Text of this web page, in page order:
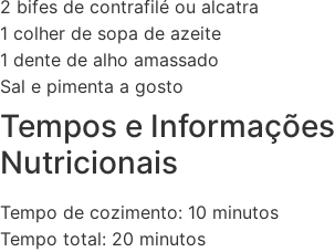
2 bifes de contrafilé ou alcatra
1 colher de sopa de azeite
1 dente de alho amassado
Sal e pimenta a gosto
Tempos e Informações
Nutricionais
Tempo de cozimento: 10 minutos
Tempo total: 20 minutos